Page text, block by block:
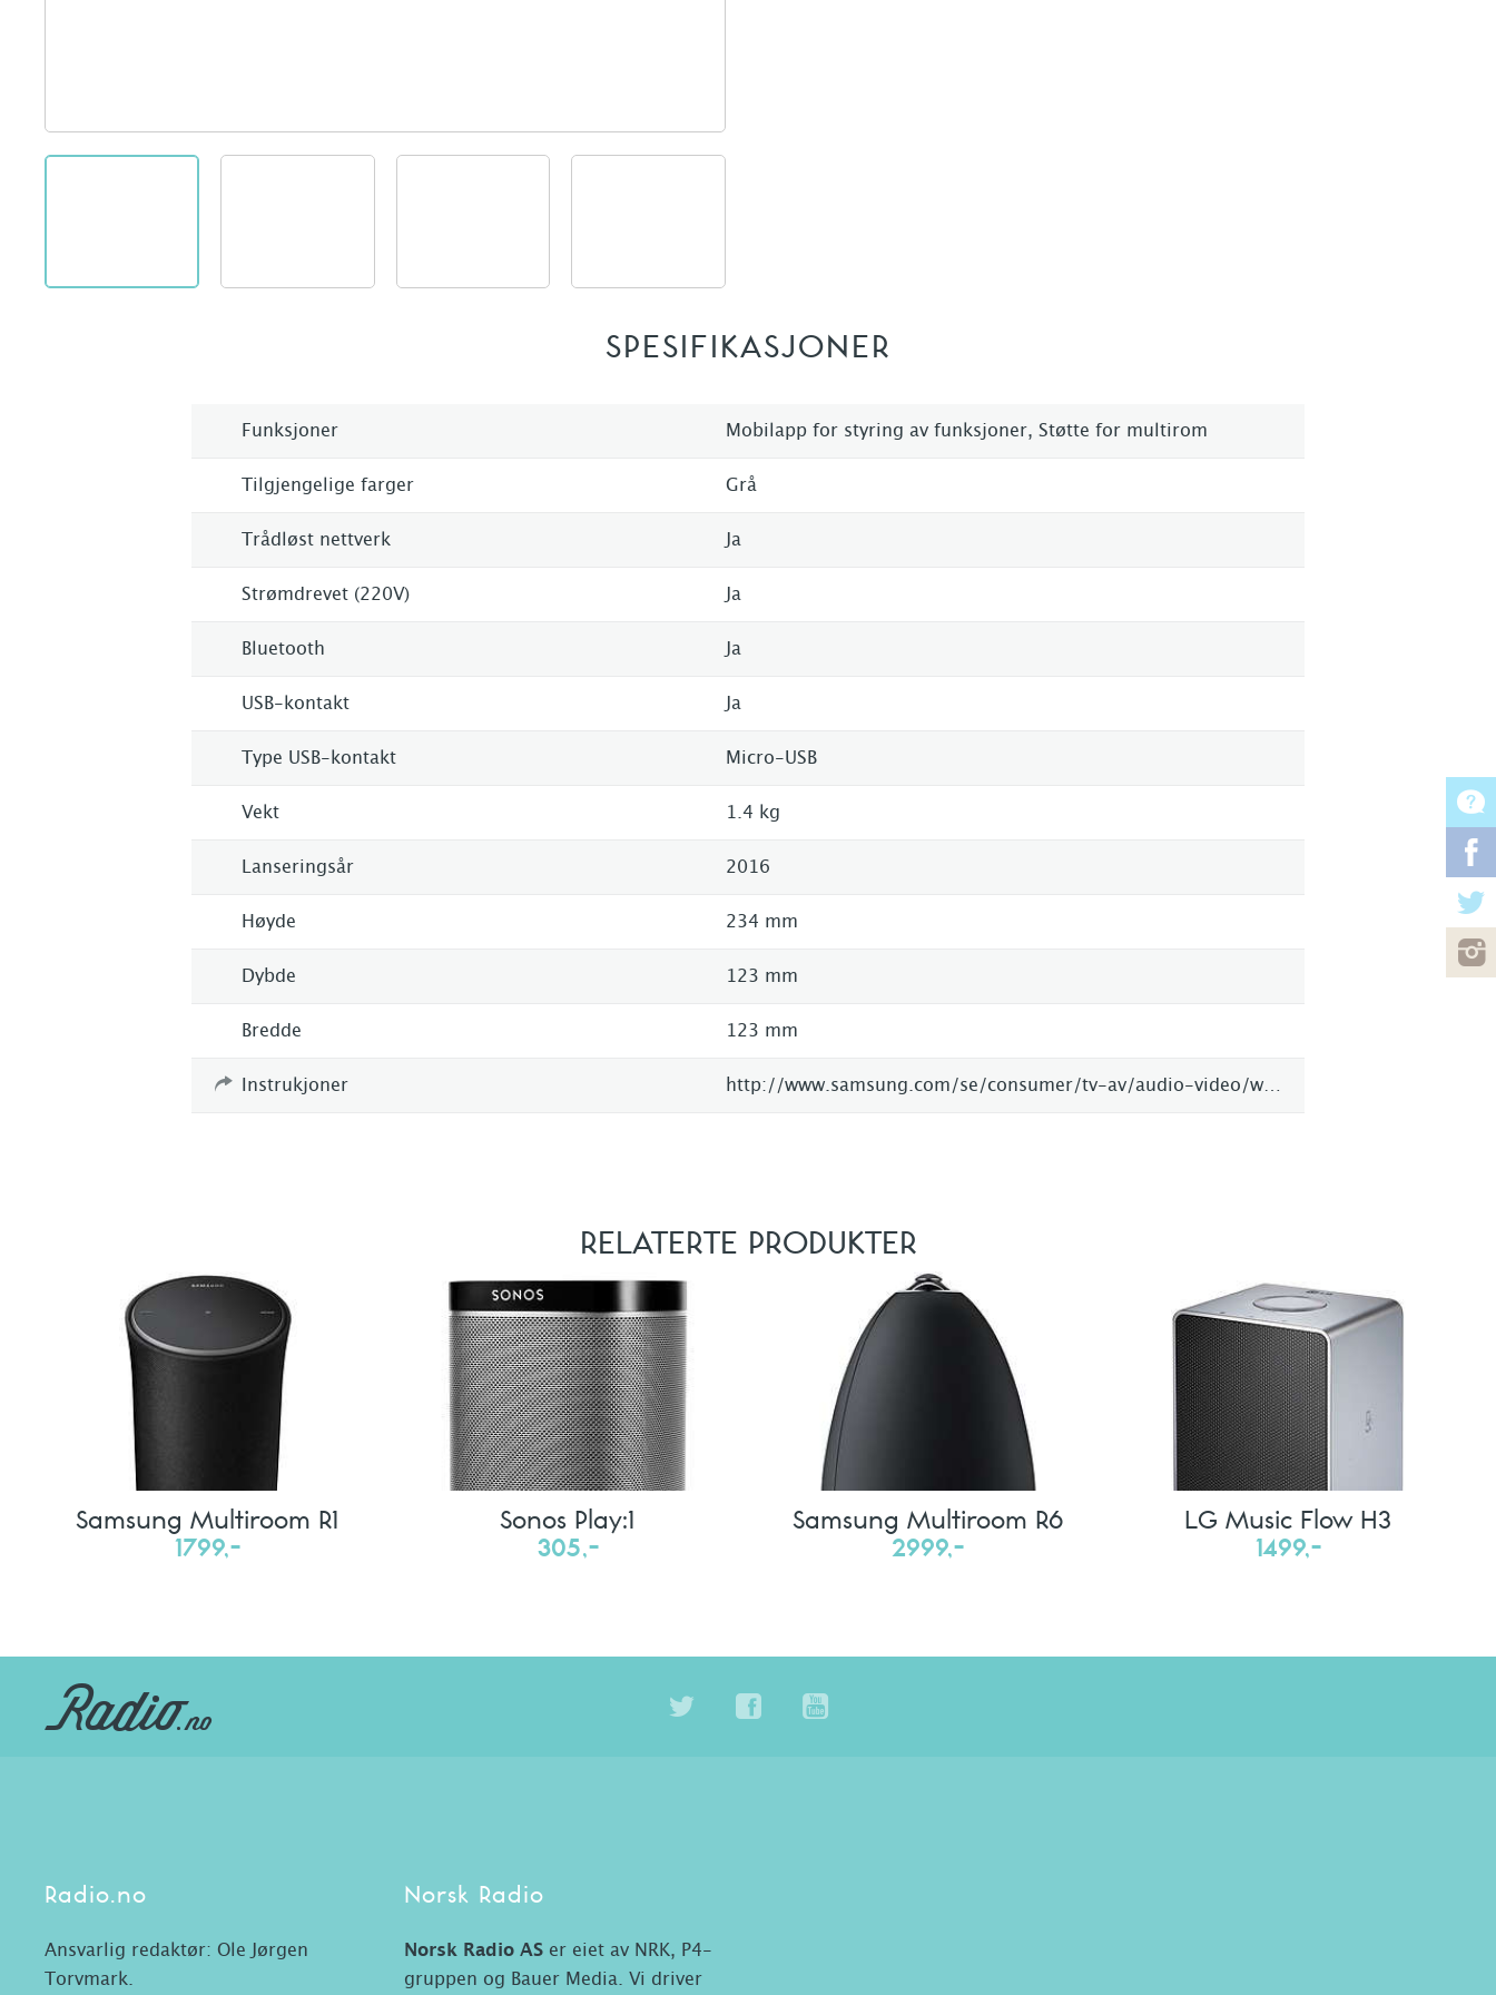
SPESIFIKASJONER
Funksjoner Mobilapp for styring av funksjoner, Støtte for multirom
Tilgjengelige farger Grå
Trådløst nettverk Ja
Strømdrevet (220V) Ja
Bluetooth Ja
USB-kontakt Ja
Type USB-kontakt Micro-USB
Vekt 1.4 kg
Lanseringsår 2016
Høyde 234 mm
Dybde 123 mm
Bredde 123 mm
Instrukjoner
RELATERTE PRODUKTER
Samsung Multiroom R1
1799,-
Sonos Play:1
305,-
Samsung Multiroom R6
2999,-
LG Music Flow H3
1499,-
Radio.no
Ansvarlig redaktør: Ole Jørgen
Torvmark.
Norsk Radio
Norsk Radio AS er eiet av NRK, P4-
gruppen og Bauer Media. Vi driver